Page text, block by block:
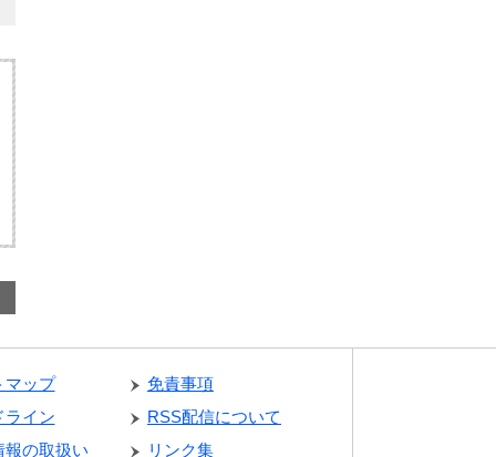
マップ
免責事項
ライン
RSS配信について
報の取扱い
リンク集